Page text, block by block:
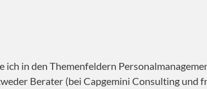
in den Themenfeldern
Berater (bei Capgemini Consulting